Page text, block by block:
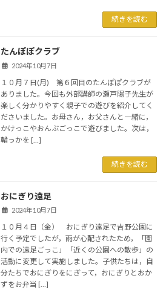
続きを読む
たんぽぽクラブ
2024年10月7日
１０月７日(月) 第６回目のたんぽぽクラブが
ありました。今回も外部講師の瀬戸陽子先生が
楽しく分かりやすく親子での遊びを紹介してく
ださいました。お母さん，お父さんと一緒に，
かけっこやおんぶごっこで遊びました。次は，
輪っかを […]
続きを読む
おにぎり遠足
2024年10月7日
１０月４日（金） おにぎり遠足で吉野公園に
行く予定でしたが，雨が心配されたため，「園
内での遠足ごっこ」「近くの公園への散歩」の
活動に変更して実施しました。子供たちは，自
分たちでおにぎりをにぎって，おにぎりとおか
ずをお弁当 […]